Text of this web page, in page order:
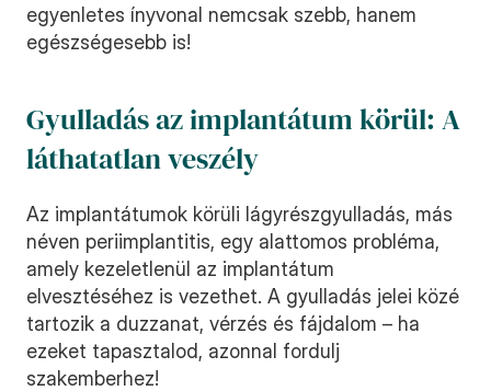
egyenletes ínyvonal nemcsak szebb, hanem
egészségesebb is!
Gyulladás az implantátum körül: A
láthatatlan veszély
Az implantátumok körüli lágyrészgyulladás, más
néven periimplantitis, egy alattomos probléma,
amely kezeletlenül az implantátum
elvesztéséhez is vezethet. A gyulladás jelei közé
tartozik a duzzanat, vérzés és fájdalom – ha
ezeket tapasztalod, azonnal fordulj
szakemberhez!